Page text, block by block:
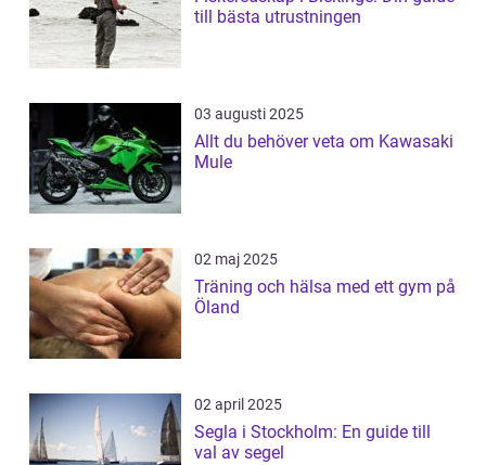
till bästa utrustningen
03 augusti 2025
Allt du behöver veta om Kawasaki
Mule
02 maj 2025
Träning och hälsa med ett gym på
Öland
02 april 2025
Segla i Stockholm: En guide till
val av segel